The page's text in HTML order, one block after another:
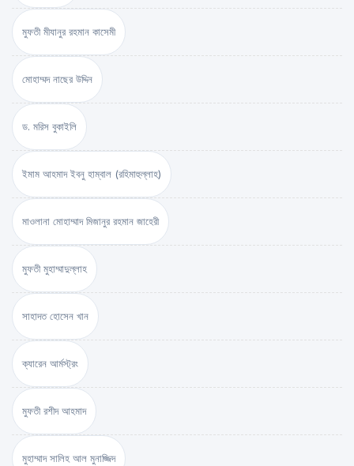
মুফতী মীযানুর রহমান কাসেমী
মোহাম্মদ নাছের উদ্দিন
ড. মরিস বুকাইলি
ইমাম আহমাদ ইবনু হাম্বাল (রহিমাহুল্লাহ)
মাওলানা মোহাম্মাদ মিজানুর রহমান জাহেরী
মুফতী মুহাম্মাদুল্লাহ
সাহাদত হোসেন খান
ক্যারেন আর্মস্ট্রং
মুফতী রশীদ আহমাদ
মুহাম্মাদ সালিহ আল মুনাজ্জিদ